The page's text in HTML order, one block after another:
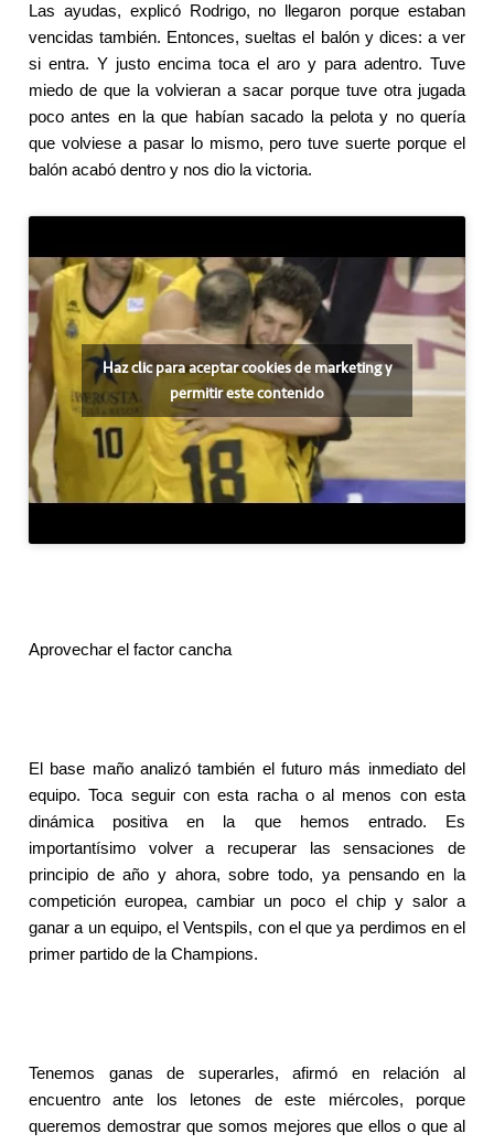
Las ayudas, explicó Rodrigo, no llegaron porque estaban
vencidas también. Entonces, sueltas el balón y dices: a ver
si entra. Y justo encima toca el aro y para adentro. Tuve
miedo de que la volvieran a sacar porque tuve otra jugada
poco antes en la que habían sacado la pelota y no quería
que volviese a pasar lo mismo, pero tuve suerte porque el
balón acabó dentro y nos dio la victoria.
Haz clic para aceptar cookies de marketing y
permitir este contenido
Aprovechar el factor cancha
El base maño analizó también el futuro más inmediato del
equipo. Toca seguir con esta racha o al menos con esta
dinámica positiva en la que hemos entrado. Es
importantísimo volver a recuperar las sensaciones de
principio de año y ahora, sobre todo, ya pensando en la
competición europea, cambiar un poco el chip y salor a
ganar a un equipo, el Ventspils, con el que ya perdimos en el
primer partido de la Champions.
Tenemos ganas de superarles, afirmó en relación al
encuentro ante los letones de este miércoles, porque
queremos demostrar que somos mejores que ellos o que al